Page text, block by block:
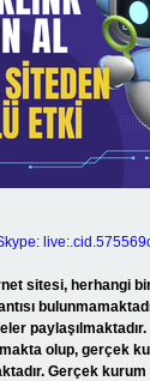
sitesi, herhangi
olup, gerçek
Gerçek